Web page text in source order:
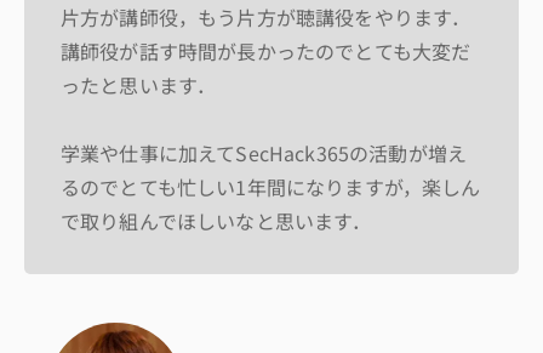
片方が講師役，もう片方が聴講役をやります．
講師役が話す時間が長かったのでとても大変だ
ったと思います．
学業や仕事に加えてSecHack365の活動が増え
るのでとても忙しい1年間になりますが，楽しん
で取り組んでほしいなと思います．